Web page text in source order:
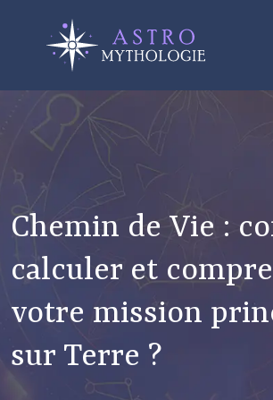
Chemin de Vie :
calculer et
votre mission
sur Terre ?